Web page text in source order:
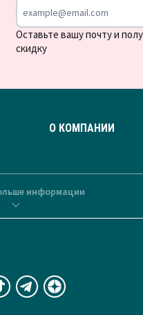
Оставьте вашу почту и
скидку
О КОМПАНИИ
информации